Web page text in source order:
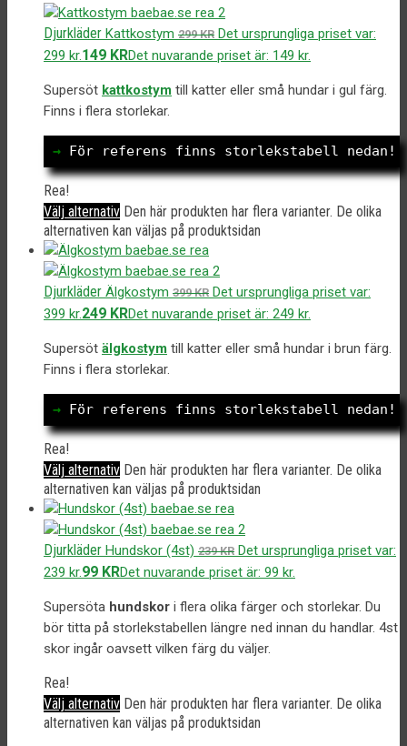
Djurkläder Kattkostym 299KR Det ursprungliga priset var:
299 kr.149 KRDet nuvarande priset är: 149 kr.
Supersöt kattkostym till katter eller små hundar i gul färg.
Finns i flera storlekar.
→ För referens finns storlekstabell nedan!
Rea!
Välj alternativ Den här produkten har flera varianter. De olika
alternativen kan väljas på produktsidan
Djurkläder Älgkostym 399KR Det ursprungliga priset var:
399 kr.249 KRDet nuvarande priset är: 249 kr.
Supersöt älgkostym till katter eller små hundar i brun färg.
Finns i flera storlekar.
→ För referens finns storlekstabell nedan!
Rea!
Välj alternativ Den här produkten har flera varianter. De olika
alternativen kan väljas på produktsidan
Djurkläder Hundskor (4st) 239KR Det ursprungliga priset var:
239 kr.99 KRDet nuvarande priset är: 99 kr.
Supersöta hundskor i flera olika färger och storlekar. Du
bör titta på storlekstabellen längre ned innan du handlar. 4st
skor ingår oavsett vilken färg du väljer.
Rea!
Välj alternativ Den här produkten har flera varianter. De olika
alternativen kan väljas på produktsidan